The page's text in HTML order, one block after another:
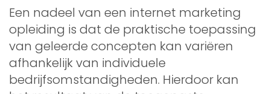
Een nadeel van een internet marketing
opleiding is dat de praktische toepassing
van geleerde concepten kan variëren
afhankelijk van individuele
bedrijfsomstandigheden. Hierdoor kan